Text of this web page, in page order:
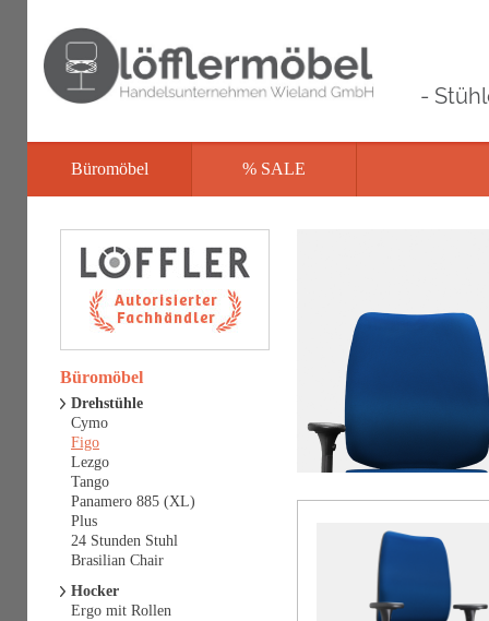
-
Büromöbel % SALE
Büromöbel
Drehstühle
Cymo
Figo
Lezgo
Tango
Panamero 885 (XL)
Plus
24 Stunden Stuhl
Brasilian Chair
Hocker
Ergo mit Rollen